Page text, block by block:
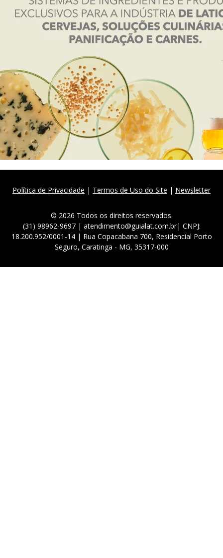
Política de Privacidade | Termos de Uso do Site | Newsletter
© 2026 Todos os direitos reservados.
(31) 98962-9697 | atendimento@guialat.com.br| CNPJ:
18.200.952/0001-14 | Rua Copacabana 700, Residencial Porto
Seguro, Caratinga - MG, 35317-000